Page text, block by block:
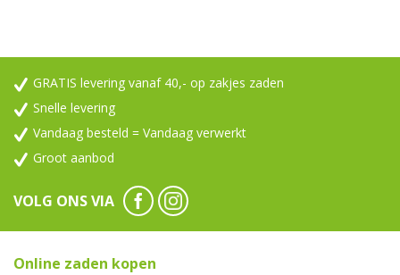
GRATIS levering vanaf 40,- op zakjes zaden
Snelle levering
Vandaag besteld = Vandaag verwerkt
Groot aanbod
VOLG ONS VIA
Online zaden kopen